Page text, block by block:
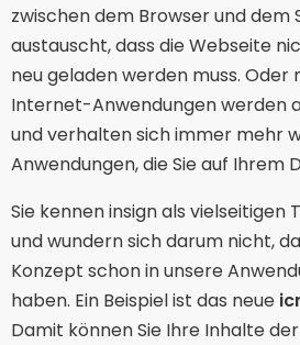
zwischen dem Browser und dem
austauscht, dass die Webseite
neu geladen werden muss. Oder
Internet-Anwendungen werden
und verhalten sich immer mehr
Anwendungen, die Sie auf Ihrem
Sie kennen insign als
und wundern sich darum nicht,
Konzept schon in unsere
haben. Ein Beispiel ist das neue
Damit können Sie Ihre Inhalte